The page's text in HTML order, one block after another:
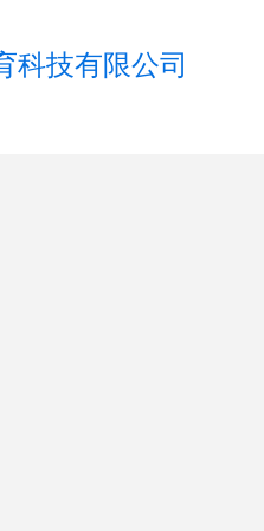
科技有限公司